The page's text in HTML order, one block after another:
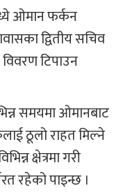
ओमान फर्कन
द्वितीय सचिव
टिपाउन
समयमा ओमानबाट
ठूलो राहत मिल्ने
क्षेत्रमा गरी
रहेको पाइन्छ ।